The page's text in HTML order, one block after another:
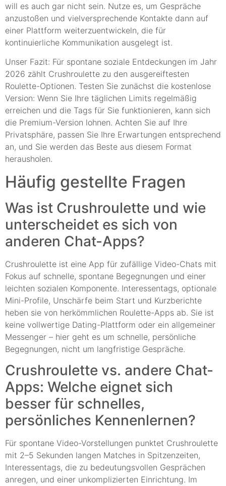
will es auch gar nicht sein. Nutze es, um Gespräche
anzustoßen und vielversprechende Kontakte dann auf
einer Plattform weiterzuentwickeln, die für
kontinuierliche Kommunikation ausgelegt ist.
Unser Fazit: Für spontane soziale Entdeckungen im Jahr
2026 zählt Crushroulette zu den ausgereiftesten
Roulette-Optionen. Testen Sie zunächst die kostenlose
Version: Wenn Sie Ihre täglichen Limits regelmäßig
erreichen und die Tags für Sie funktionieren, kann sich
die Premium-Version lohnen. Achten Sie auf Ihre
Privatsphäre, passen Sie Ihre Erwartungen entsprechend
an, und Sie werden das Beste aus diesem Format
herausholen.
Häufig gestellte Fragen
Was ist Crushroulette und wie
unterscheidet es sich von
anderen Chat-Apps?
Crushroulette ist eine App für zufällige Video-Chats mit
Fokus auf schnelle, spontane Begegnungen und einer
leichten sozialen Komponente. Interessentags, optionale
Mini-Profile, Unschärfe beim Start und Kurzberichte
heben sie von herkömmlichen Roulette-Apps ab. Sie ist
keine vollwertige Dating-Plattform oder ein allgemeiner
Messenger – hier geht es um schnelle, persönliche
Begegnungen, nicht um langfristige Gespräche.
Crushroulette vs. andere Chat-
Apps: Welche eignet sich
besser für schnelles,
persönliches Kennenlernen?
Für spontane Video-Vorstellungen punktet Crushroulette
mit 2–5 Sekunden langen Matches in Spitzenzeiten,
Interessentags, die zu bedeutungsvollen Gesprächen
anregen, und einer unkomplizierten Einrichtung. Im